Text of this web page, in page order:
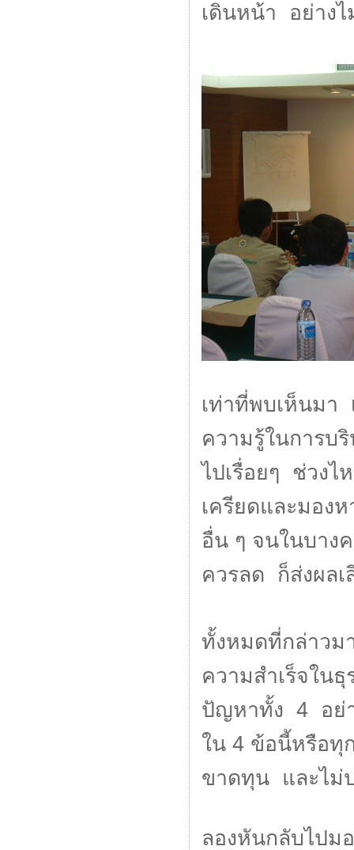
เดินหน้า อย่าง
เท่าที่พบเห็นมา
ความรู้ในการบ
ไปเรื่อยๆ ช่วงไ
เครียดและมอง
อื่น ๆ จนในบาง
ควรลด ก็ส่งผล
ทั้งหมดที่กล่าวม
ความสำเร็จใน
ปัญหาทั้ง 4 อย่
ใน 4 ข้อนี้หรือทุ
ขาดทุน และไม่
ลองหันกลับไปม